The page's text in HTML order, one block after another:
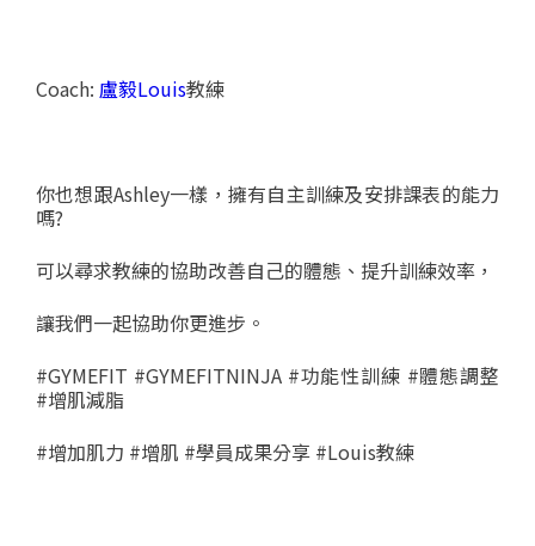
Coach: 盧毅Louis教練
你也想跟Ashley一樣，擁有自主訓練及安排課表的能力
嗎?
可以尋求教練的協助改善自己的體態、提升訓練效率，
讓我們一起協助你更進步。
#GYMEFIT #GYMEFITNINJA #功能性訓練 #體態調整
#增肌減脂
#增加肌力 #增肌 #學員成果分享 #Louis教練